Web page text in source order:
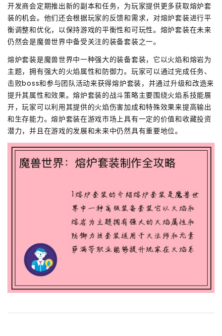
开发商会定期推出新的副本和任务，为玩家提供更多获取熔炉套
装的机会。他们还会根据玩家的反馈和需求，对熔炉套装进行平
衡调整和优化，以保持游戏的平衡性和可玩性。熔炉套装在未来
仍然会是魔兽世界中备受关注的装备套装之一。
熔炉套装是魔兽世界中一种强大的装备套装，它以火焰和熔岩为
主题，拥有强大的火焰属性和防御力。玩家可以通过完成任务、
击败boss和参与团队活动来获得熔炉套装，并通过升级和改造来
提升其属性和效果。熔炉套装的战斗策略主要围绕火焰系技能展
开，玩家可以利用其提供的火焰伤害加成和特殊效果来提高输出
和生存能力。熔炉套装在游戏市场上具有一定的价值和收藏投资
潜力，并且在游戏的发展和未来中仍然具有重要地位。